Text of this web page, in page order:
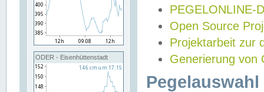
ODER - Eisenhüttenstadt
PEGELONLINE-
Open Source
Projektarbeit zur
Generierung von